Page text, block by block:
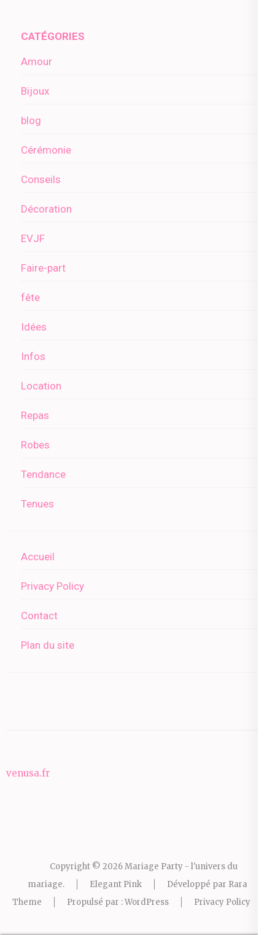
CATÉGORIES
Amour
Bijoux
blog
Cérémonie
Conseils
Décoration
EVJF
Faire-part
fête
Idées
Infos
Location
Repas
Robes
Tendance
Tenues
Accueil
Privacy Policy
Contact
Plan du site
venusa.fr
Copyright © 2026Mariage Party - l'univers du
mariage. Elegant Pink Développé par Rara
Theme
Propulsé par :WordPress Privacy Policy